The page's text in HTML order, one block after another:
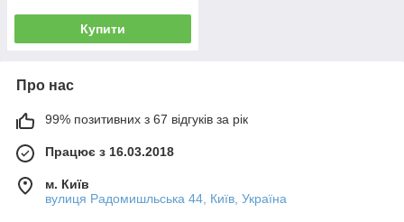
Купити
Про нас
99% позитивних з 67 відгуків за рік
Працює з 16.03.2018
м. Київ
вулиця Радомишльська 44, Київ, Україна